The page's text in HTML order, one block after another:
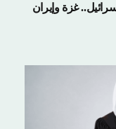
غزة وإيران